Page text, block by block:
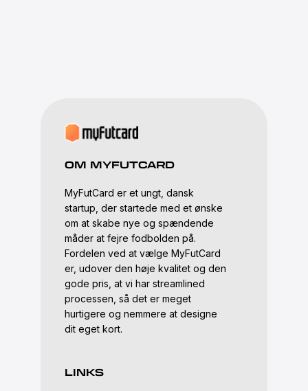
OM MYFUTCARD
MyFutCard er et ungt, dansk
startup, der startede med et ønske
om at skabe nye og spændende
måder at fejre fodbolden på.
Fordelen ved at vælge MyFutCard
er, udover den høje kvalitet og den
gode pris, at vi har streamlined
processen, så det er meget
hurtigere og nemmere at designe
dit eget kort.
LINKS